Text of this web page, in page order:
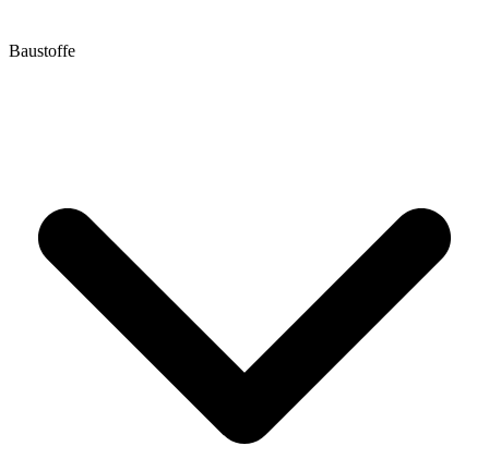
Baustoffe